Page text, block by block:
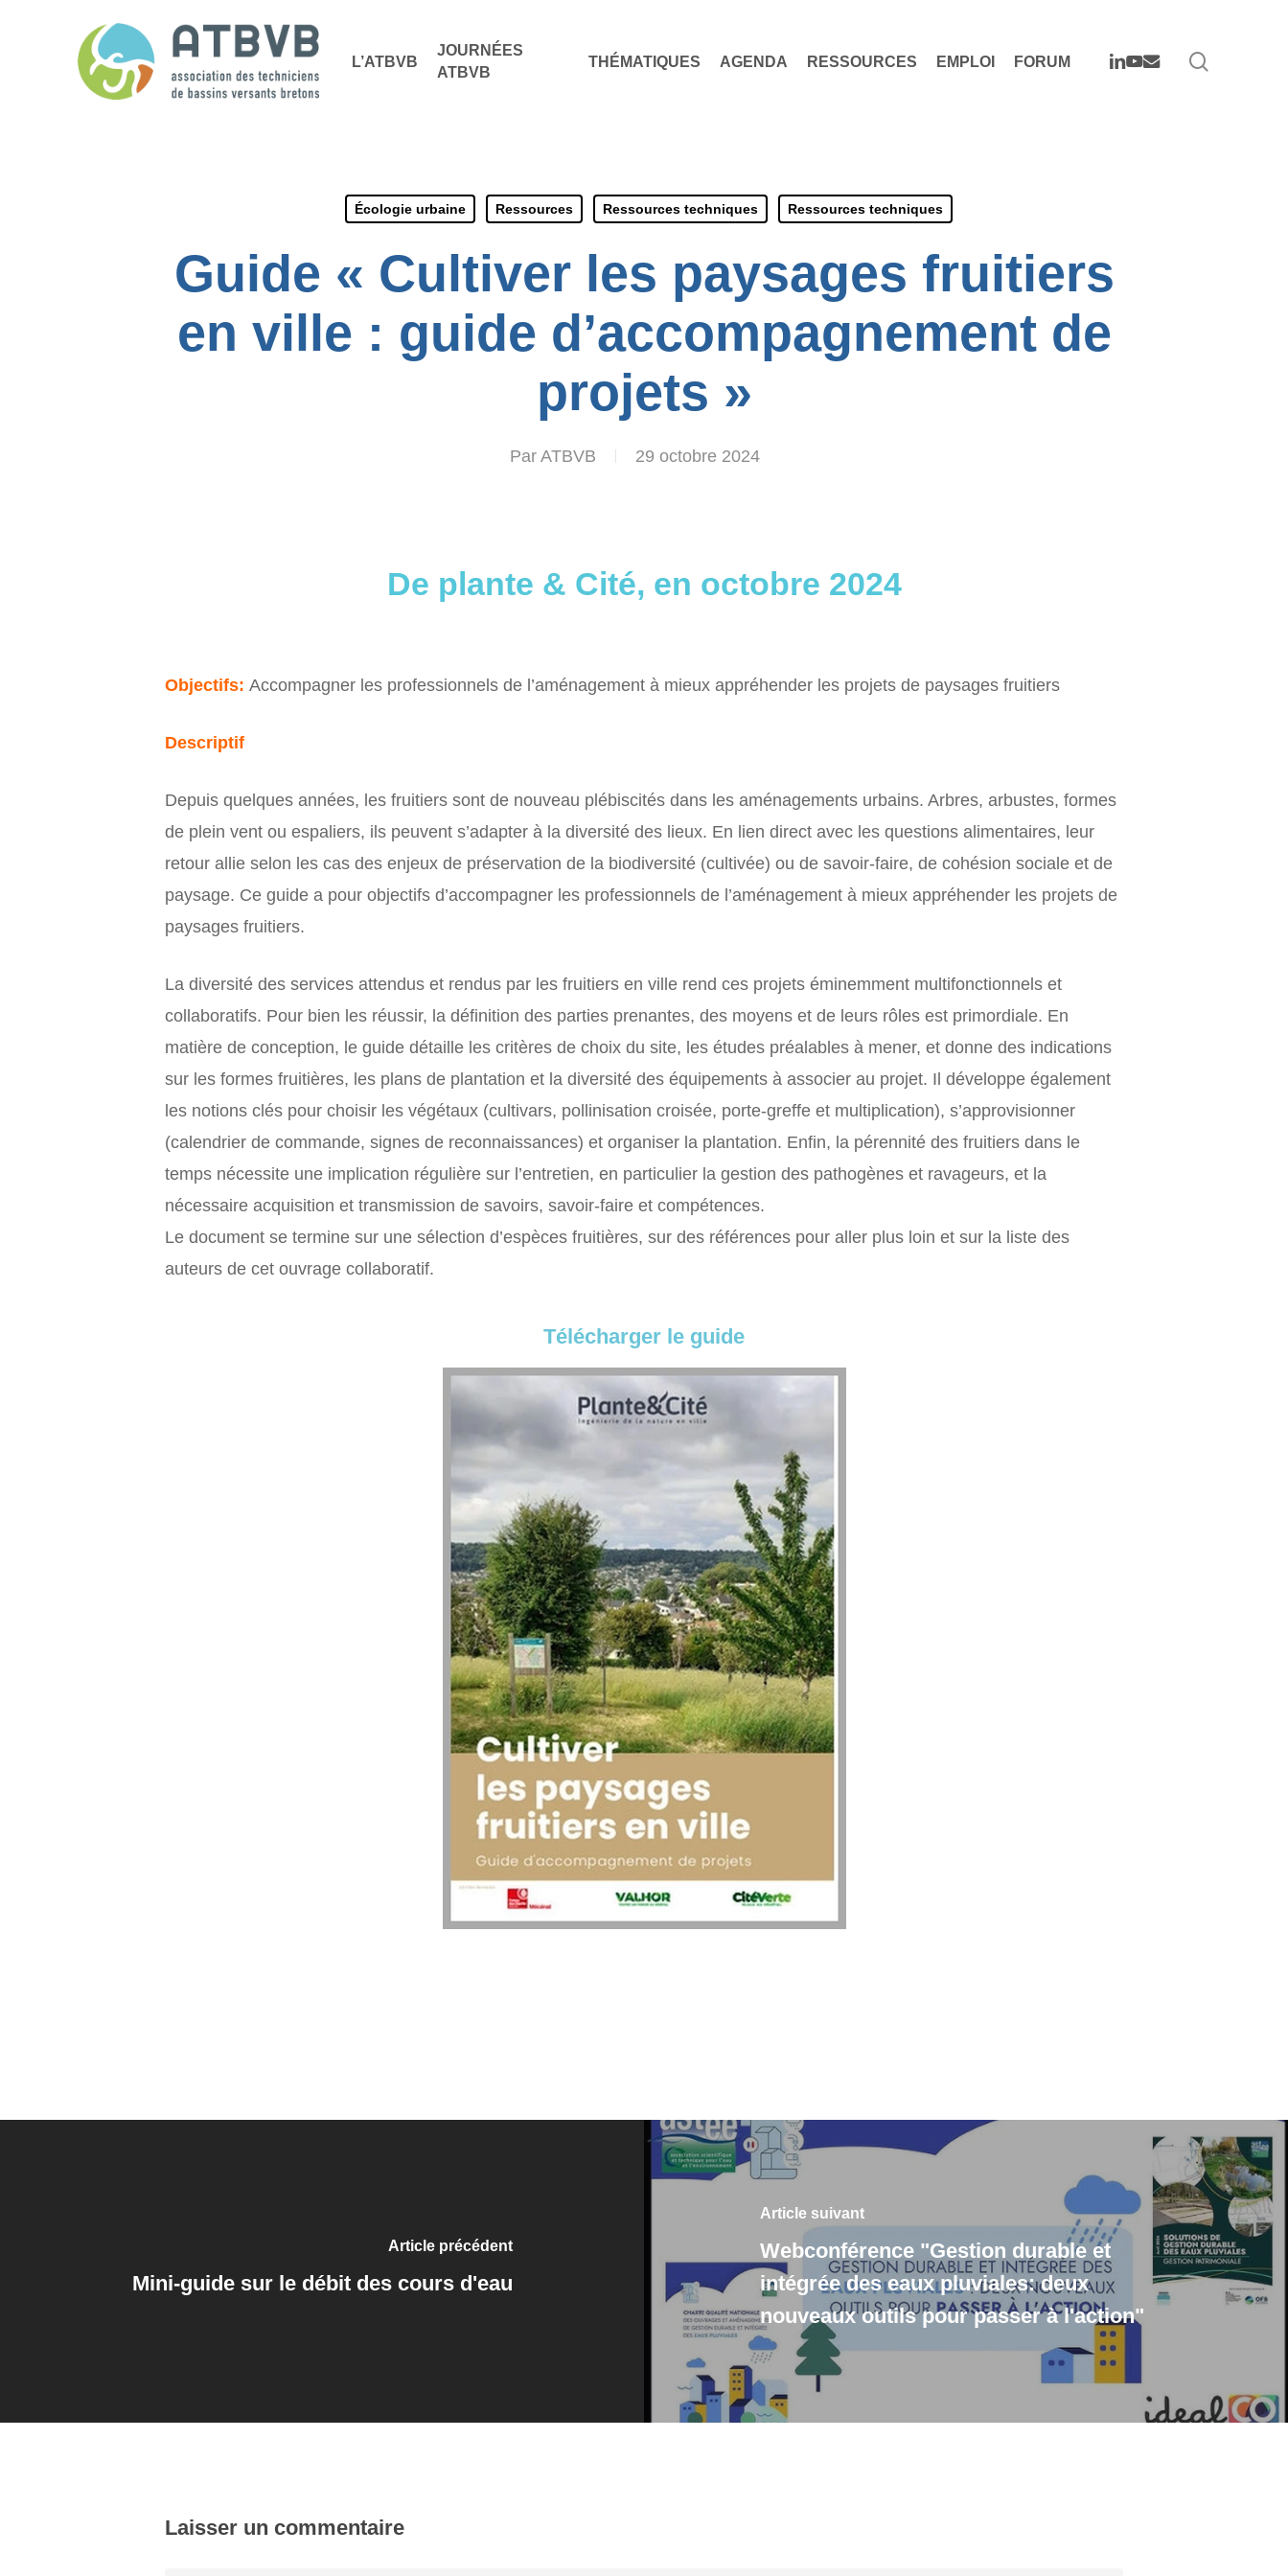
L’ATBVB
JOURNÉES
ATBVB
THÉMATIQUES AGENDA RESSOURCES EMPLOI FORUM LINKEDIN
YOUTUBE
EMAIL
Écologie urbaine Ressources Ressources techniques Ressources techniques
Guide « Cultiver les paysages fruitiers
en ville : guide d’accompagnement de
projets »
Par ATBVB 29 octobre 2024
De plante & Cité, en octobre 2024
Objectifs: Accompagner les professionnels de l’aménagement à mieux appréhender les projets de paysages fruitiers
Descriptif
Depuis quelques années, les fruitiers sont de nouveau plébiscités dans les aménagements urbains. Arbres, arbustes, formes
de plein vent ou espaliers, ils peuvent s’adapter à la diversité des lieux. En lien direct avec les questions alimentaires, leur
retour allie selon les cas des enjeux de préservation de la biodiversité (cultivée) ou de savoir-faire, de cohésion sociale et de
paysage. Ce guide a pour objectifs d’accompagner les professionnels de l’aménagement à mieux appréhender les projets de
paysages fruitiers.
La diversité des services attendus et rendus par les fruitiers en ville rend ces projets éminemment multifonctionnels et
collaboratifs. Pour bien les réussir, la définition des parties prenantes, des moyens et de leurs rôles est primordiale. En
matière de conception, le guide détaille les critères de choix du site, les études préalables à mener, et donne des indications
sur les formes fruitières, les plans de plantation et la diversité des équipements à associer au projet. Il développe également
les notions clés pour choisir les végétaux (cultivars, pollinisation croisée, porte-greffe et multiplication), s’approvisionner
(calendrier de commande, signes de reconnaissances) et organiser la plantation. Enfin, la pérennité des fruitiers dans le
temps nécessite une implication régulière sur l’entretien, en particulier la gestion des pathogènes et ravageurs, et la
nécessaire acquisition et transmission de savoirs, savoir-faire et compétences.
Le document se termine sur une sélection d’espèces fruitières, sur des références pour aller plus loin et sur la liste des
auteurs de cet ouvrage collaboratif.
Télécharger le guide
Article précédent
Mini-guide sur le débit des cours d'eau
Article suivant
Webconférence "Gestion durable et
intégrée des eaux pluviales: deux
nouveaux outils pour passer à l'action"
Laisser un commentaire